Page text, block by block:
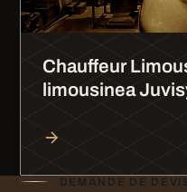
Chauffeur
limousinea
DEMANDE DE